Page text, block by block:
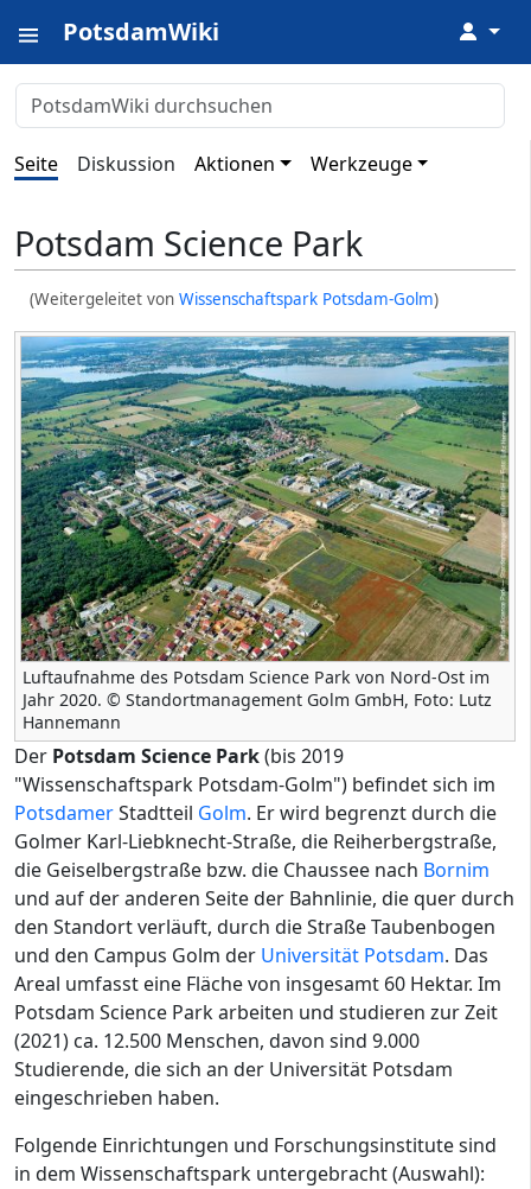
PotsdamWiki ↓
Seite Diskussion Aktionen Werkzeuge
Potsdam Science Park
(Weitergeleitet vonWissenschaftspark Potsdam-Golm)
Luftaufnahme des Potsdam Science Park von Nord-Ost im
Jahr 2020. © Standortmanagement Golm GmbH, Foto: Lutz
Hannemann
Der Potsdam Science Park(bis 2019
"Wissenschaftspark Potsdam-Golm") befindet sich im
PotsdamerStadtteil Golm. Er wird begrenzt durch die
Golmer Karl-Liebknecht-Straße, die Reiherbergstraße,
die Geiselbergstraße bzw. die Chaussee nach Bornim
und auf der anderen Seite der Bahnlinie, die quer durch
den Standort verläuft, durch die Straße Taubenbogen
und den Campus Golm der Universität Potsdam. Das
Areal umfasst eine Fläche von insgesamt 60 Hektar. Im
Potsdam Science Park arbeiten und studieren zur Zeit
(2021) ca. 12.500 Menschen, davon sind 9.000
Studierende, die sich an der Universität Potsdam
eingeschrieben haben.
Folgende Einrichtungen und Forschungsinstitute sind
in dem Wissenschaftspark untergebracht (Auswahl):